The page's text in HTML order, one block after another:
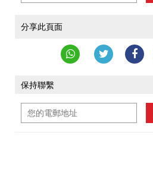
分享此頁面
保持聯繫